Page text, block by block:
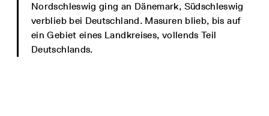
Nordschleswig ging an Dänemark, Südschleswig
verblieb bei Deutschland. Masuren blieb, bis auf
ein Gebiet eines Landkreises, vollends Teil
Deutschlands.